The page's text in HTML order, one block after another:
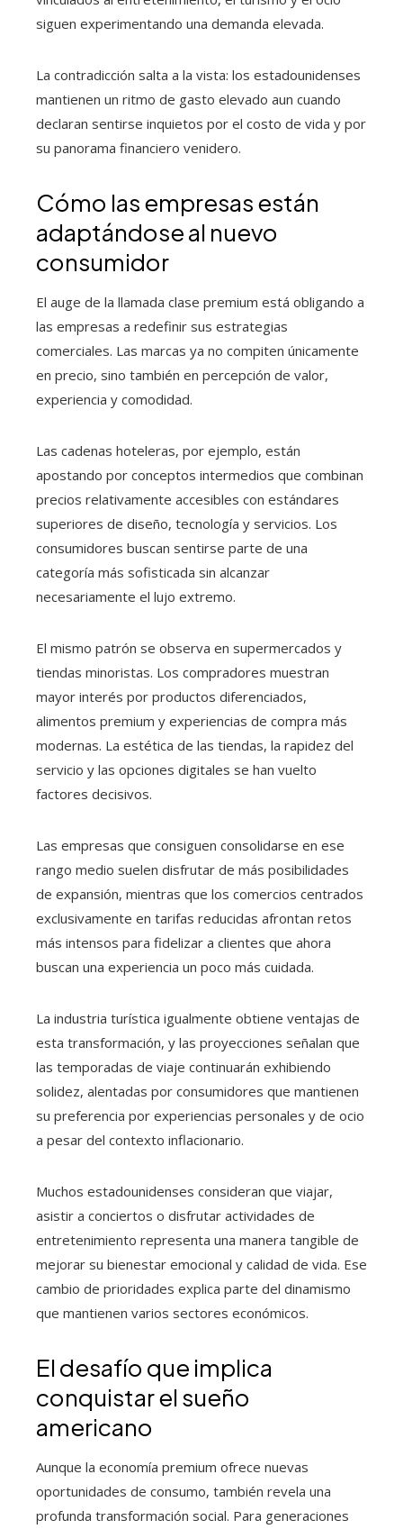
siguen experimentando una demanda elevada.
La contradicción salta a la vista: los estadounidenses
mantienen un ritmo de gasto elevado aun cuando
declaran sentirse inquietos por el costo de vida y por
su panorama financiero venidero.
Cómo las empresas están
adaptándose al nuevo
consumidor
El auge de la llamada clase premium está obligando a
las empresas a redefinir sus estrategias
comerciales. Las marcas ya no compiten únicamente
en precio, sino también en percepción de valor,
experiencia y comodidad.
Las cadenas hoteleras, por ejemplo, están
apostando por conceptos intermedios que combinan
precios relativamente accesibles con estándares
superiores de diseño, tecnología y servicios. Los
consumidores buscan sentirse parte de una
categoría más sofisticada sin alcanzar
necesariamente el lujo extremo.
El mismo patrón se observa en supermercados y
tiendas minoristas. Los compradores muestran
mayor interés por productos diferenciados,
alimentos premium y experiencias de compra más
modernas. La estética de las tiendas, la rapidez del
servicio y las opciones digitales se han vuelto
factores decisivos.
Las empresas que consiguen consolidarse en ese
rango medio suelen disfrutar de más posibilidades
de expansión, mientras que los comercios centrados
exclusivamente en tarifas reducidas afrontan retos
más intensos para fidelizar a clientes que ahora
buscan una experiencia un poco más cuidada.
La industria turística igualmente obtiene ventajas de
esta transformación, y las proyecciones señalan que
las temporadas de viaje continuarán exhibiendo
solidez, alentadas por consumidores que mantienen
su preferencia por experiencias personales y de ocio
a pesar del contexto inflacionario.
Muchos estadounidenses consideran que viajar,
asistir a conciertos o disfrutar actividades de
entretenimiento representa una manera tangible de
mejorar su bienestar emocional y calidad de vida. Ese
cambio de prioridades explica parte del dinamismo
que mantienen varios sectores económicos.
El desafío que implica
conquistar el sueño
americano
Aunque la economía premium ofrece nuevas
oportunidades de consumo, también revela una
profunda transformación social. Para generaciones